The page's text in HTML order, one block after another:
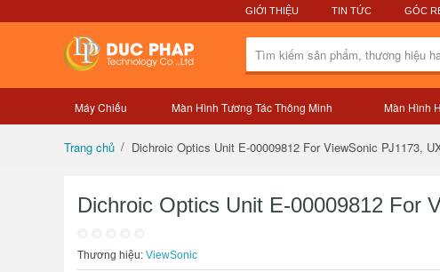
GIỚI THIỆU TIN TỨC GÓC
Tổng quan sản phẩm
Máy Chiếu Màn Hình Tương Tác Thông Minh Màn Hình
Trang chủ Dichroic Optics Unit E-00009812 For ViewSonic PJ1173,
Dichroic Optics Unit E-00009812 For
Thương hiệu: ViewSonic